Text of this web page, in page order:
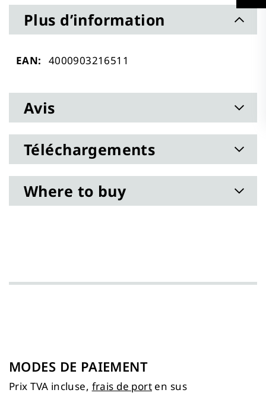
Plus d’information
Plus
4000903216511
Avis
Téléchargements
Where to buy
MODES DE PAIEMENT
Prix TVA incluse, frais de port en sus